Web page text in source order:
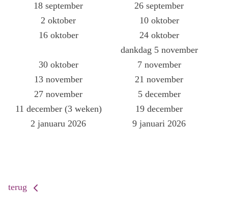
18 september
26 september
2 oktober
10 oktober
16 oktober
24 oktober
dankdag 5 november
30 oktober
7 november
13 november
21 november
27 november
5 december
11 december (3 weken)
19 december
2 januaru 2026
9 januari 2026
terug